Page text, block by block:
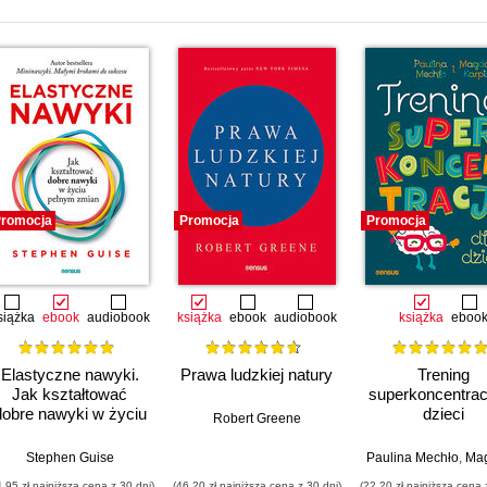
ebook audiobook
Elastyczne nawyki.
Jak kształtować
nawyki w życiu
Stephen Guise
Promocja
książka ebook audiobook
Prawa ludzkiej natury
Robert Greene
Promocja
książka ebook
Trening
dzieci
Paulina Mechło,